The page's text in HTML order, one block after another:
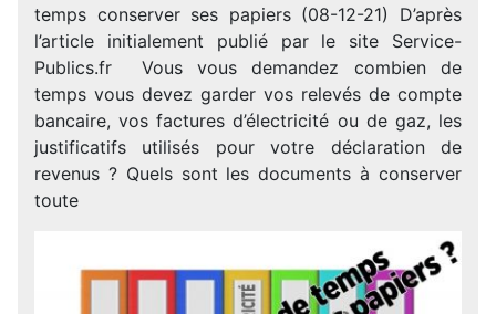
temps conserver ses papiers (08-12-21) D’après
l’article initialement publié par le site Service-
Publics.fr Vous vous demandez combien de
temps vous devez garder vos relevés de compte
bancaire, vos factures d’électricité ou de gaz, les
justificatifs utilisés pour votre déclaration de
revenus ? Quels sont les documents à conserver
toute